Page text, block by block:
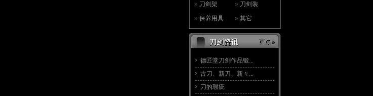
» 刀剑架 » 刀剑装
» 保养用具 » 其它
德匠堂刀剑作品锻...
古刀、新刀、新々...
刀的瑕疵